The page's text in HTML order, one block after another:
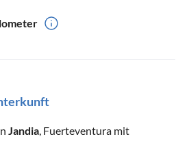
Jandia , Fuerteventura mit